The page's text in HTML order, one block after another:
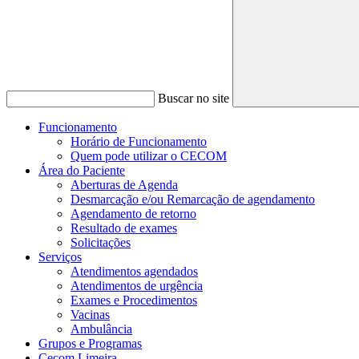
Buscar no site
Funcionamento
Horário de Funcionamento
Quem pode utilizar o CECOM
Área do Paciente
Aberturas de Agenda
Desmarcação e/ou Remarcação de agendamento
Agendamento de retorno
Resultado de exames
Solicitações
Serviços
Atendimentos agendados
Atendimentos de urgência
Exames e Procedimentos
Vacinas
Ambulância
Grupos e Programas